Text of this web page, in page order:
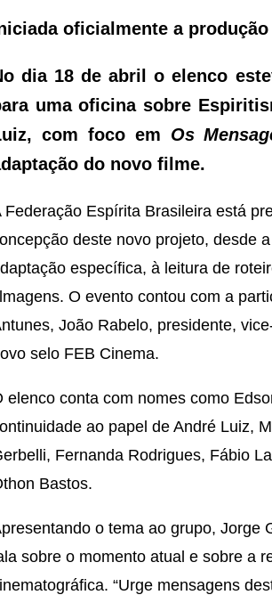
oficialmente a
dia 18 de abril o elenco
uma oficina sobre
com foco em Os
do novo filme.
Federação Espírita Brasileira está
deste novo projeto, desde
específica, à leitura de
O evento contou com a
João Rabelo, presidente,
selo FEB Cinema.
elenco conta com nomes como
ao papel de André Luiz,
Fernanda Rodrigues, Fábio
Bastos.
o tema ao grupo, Jorge
sobre o momento atual e sobre a
“Urge mensagens